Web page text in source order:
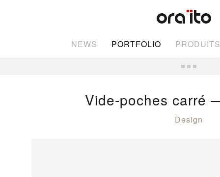
NEWS PORTFOLIO PRODUITS
Vide-poches carré
Design